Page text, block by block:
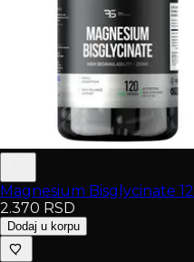
Magnesium Bisglycinate
2.370 RSD
Dodaj u korpu